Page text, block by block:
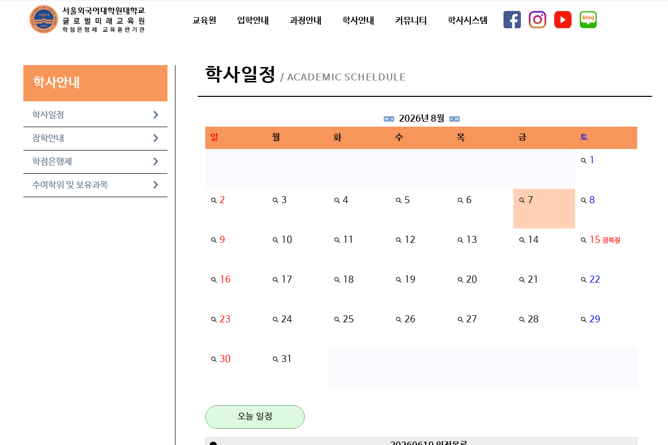
교육원 입학안내 과정안내 학사안내 커뮤니티 학사시스템
학사안내
학사일정
장학안내
학점은행제
수여학위 및 보유과목
학사일정 / ACADEMIC SCHELDULE
2026년 8월
일
월 화 수 목 금 토
1
2 3 4 5 6 7 8
9 10 11 12 13 14 15 광복절
16 17 18 19 20 21 22
23 24 25 26 27 28 29
30 31
오늘 일정